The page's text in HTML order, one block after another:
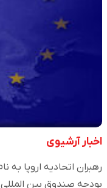
اخبار آرشیوی
رهبران اتحادیه اروپا
بودجه صندوق بین